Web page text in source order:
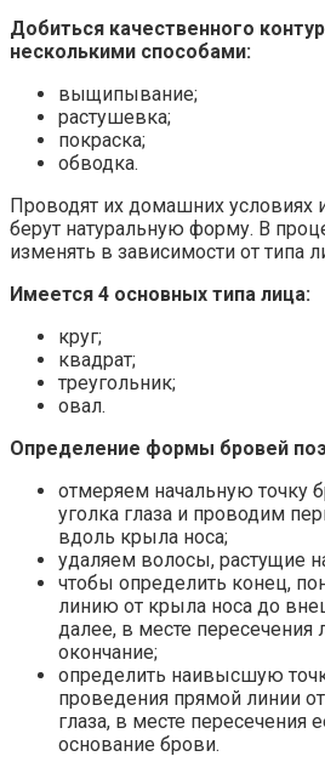
Добиться качественного
несколькими способами:
выщипывание;
растушевка;
покраска;
обводка.
Проводят их домашних условиях
берут натуральную форму. В
изменять в зависимости от типа
Имеется 4 основных типа лица:
круг;
квадрат;
треугольник;
овал.
Определение формы бровей
отмеряем начальную точку
уголка глаза и проводим
вдоль крыла носа;
удаляем волосы, растущие
чтобы определить конец,
линию от крыла носа до
далее, в месте пересечения
окончание;
определить наивысшую
проведения прямой линии
глаза, в месте пересечения
основание брови.